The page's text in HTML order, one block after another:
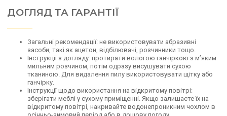
ДОГЛЯД ТА ГАРАНТІЇ
Загальні рекомендації: не використовувати абразивні
засоби, такі як ацетон, відбілювачі, розчинники тощо.
Інструкції з догляду: протирати вологою ганчіркою з м’яким
мильним розчином, потім одразу висушувати сухою
тканиною. Для видалення пилу використовувати щітку або
ганчірку.
Інструкції щодо використання на відкритому повітрі:
зберігати меблі у сухому приміщенні. Якщо залишаєте їх на
відкритому повітрі, накривайте водонепроникним чохлом в